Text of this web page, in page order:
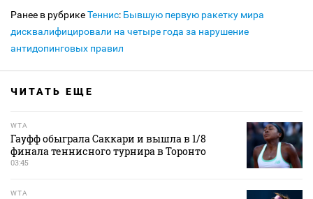
Ранее в рубрикеТеннис: Бывшую первую ракетку мира
дисквалифицировали на четыре года за нарушение
антидопинговых правил
ЧИТАТЬ ЕЩЕ
WTA
Гауфф обыграла Саккари и вышла в 1/8
финала теннисного турнира в Торонто
03:45
WTA